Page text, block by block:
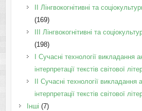
IІ Лінгвокогнітивні та
(169)
IІI Лінгвокогнітивні та
(198)
I Cучасні технології викладання
інтерпретації текстів світової
II Cучасні технології викладання
інтерпретації текстів світової
Інші (7)